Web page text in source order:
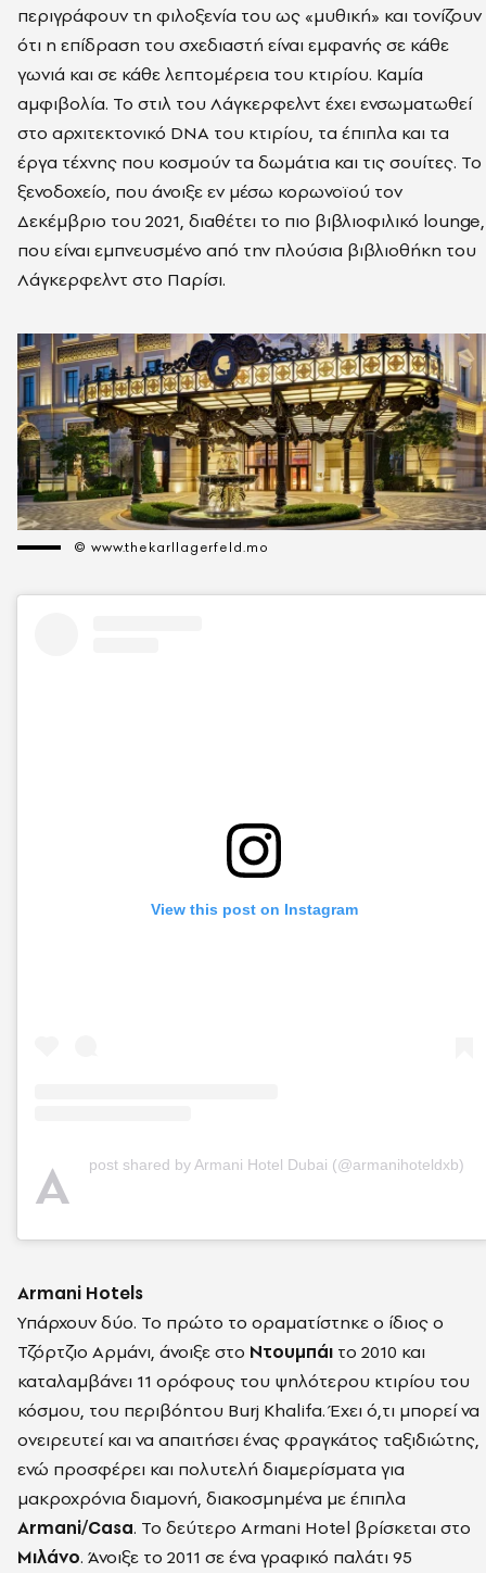
περιγράφουν τη φιλοξενία του ως «μυθική» και τονίζουν
ότι η επίδραση του σχεδιαστή είναι εμφανής σε κάθε
γωνιά και σε κάθε λεπτομέρεια του κτιρίου. Καμία
αμφιβολία. Το στιλ του Λάγκερφελντ έχει ενσωματωθεί
στο αρχιτεκτονικό DNA του κτιρίου, τα έπιπλα και τα
έργα τέχνης που κοσμούν τα δωμάτια και τις σουίτες. Το
ξενοδοχείο, που άνοιξε εν μέσω κορωνοϊού τον
Δεκέμβριο του 2021, διαθέτει το πιο βιβλιοφιλικό lounge,
που είναι εμπνευσμένο από την πλούσια βιβλιοθήκη του
Λάγκερφελντ στο Παρίσι.
© www.thekarllagerfeld.mo
View this post on Instagram
A post shared by Armani Hotel Dubai (@armanihoteldxb)
Armani Hotels
Υπάρχουν δύο. Το πρώτο το οραματίστηκε ο ίδιος ο
Τζόρτζιο Αρμάνι, άνοιξε στο Ντουμπάι το 2010 και
καταλαμβάνει 11 ορόφους του ψηλότερου κτιρίου του
κόσμου, του περιβόητου Burj Khalifa. Έχει ό,τι μπορεί να
ονειρευτεί και να απαιτήσει ένας φραγκάτος ταξιδιώτης,
ενώ προσφέρει και πολυτελή διαμερίσματα για
μακροχρόνια διαμονή, διακοσμημένα με έπιπλα
Armani/Casa. Το δεύτερο Armani Hotel βρίσκεται στο
Μιλάνο. Άνοιξε το 2011 σε ένα γραφικό παλάτι 95